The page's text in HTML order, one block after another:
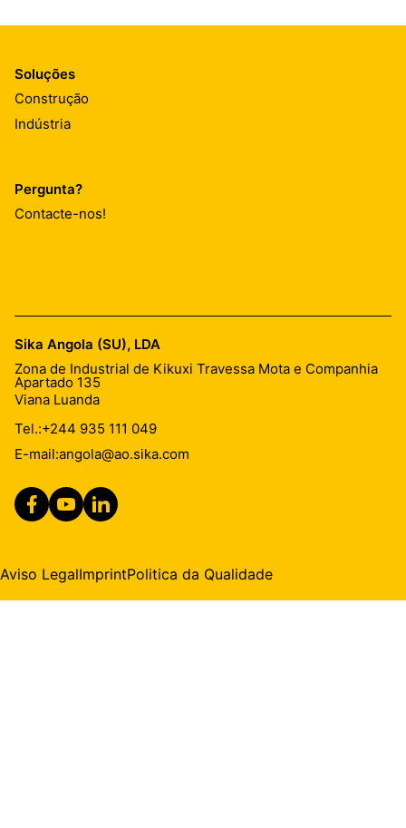
Soluções
Construção
Indústria
Pergunta?
Contacte-nos!
Sika Angola (SU), LDA
Zona de Industrial de Kikuxi Travessa Mota e Companhia
Apartado 135
Viana Luanda
Tel.:+244 935 111 049
E-mail:angola@ao.sika.com
Aviso LegalImprintPolitica da Qualidade